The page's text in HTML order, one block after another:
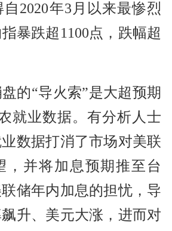
2020年3月以来最惨烈
暴跌超1100点，跌幅超
的“导火索”是大超预期
就业数据。有分析人士
数据打消了市场对美联
，并将加息预期推至台
储年内加息的担忧，导
升、美元大涨，进而对